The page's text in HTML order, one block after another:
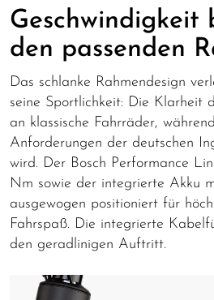
Geschwindigkeit
den passenden
Das schlanke Rahmendesign
seine Sportlichkeit: Die Klarheit
an klassische Fahrräder,
Anforderungen der deutschen
wird. Der Bosch Performance
Nm sowie der integrierte Akku
ausgewogen positioniert für
Fahrspaß. Die integrierte
den geradlinigen Auftritt.